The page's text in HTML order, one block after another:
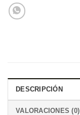
DESCRIPCIÓN
VALORACIONES (0)